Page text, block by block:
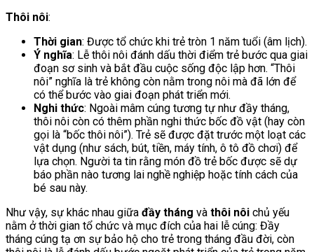
Thôi nôi:
Thời gian: Được tổ chức khi trẻ tròn 1 năm tuổi (âm lịch).
Ý nghĩa: Lễ thôi nôi đánh dấu thời điểm trẻ bước qua giai
đoạn sơ sinh và bắt đầu cuộc sống độc lập hơn. “Thôi
nôi” nghĩa là trẻ không còn nằm trong nôi mà đã lớn để
có thể bước vào giai đoạn phát triển mới.
Nghi thức: Ngoài mâm cúng tương tự như đầy tháng,
thôi nôi còn có thêm phần nghi thức bốc đồ vật (hay còn
gọi là “bốc thôi nôi”). Trẻ sẽ được đặt trước một loạt các
vật dụng (như sách, bút, tiền, máy tính, ô tô đồ chơi) để
lựa chọn. Người ta tin rằng món đồ trẻ bốc được sẽ dự
báo phần nào tương lai nghề nghiệp hoặc tính cách của
bé sau này.
Như vậy, sự khác nhau giữa đầy tháng và thôi nôi chủ yếu
nằm ở thời gian tổ chức và mục đích của hai lễ cúng: Đầy
tháng cúng tạ ơn sự bảo hộ cho trẻ trong tháng đầu đời, còn